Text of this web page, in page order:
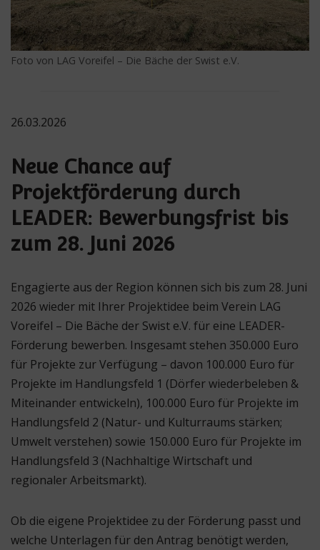
Foto von LAG Voreifel – Die Bäche der Swist e.V.
26.03.2026
Neue Chance auf
Projektförderung durch
LEADER: Bewerbungsfrist bis
zum 28. Juni 2026
Engagierte aus der Region können sich bis zum 28. Juni
2026 wieder mit Ihrer Projektidee beim Verein LAG
Voreifel – Die Bäche der Swist e.V. für eine LEADER-
Förderung bewerben. Insgesamt stehen 350.000 Euro
für Projekte zur Verfügung – davon 100.000 Euro für
Projekte im Handlungsfeld 1 (Dörfer wiederbeleben &
Miteinander entwickeln), 100.000 Euro für Projekte im
Handlungsfeld 2 (Natur- und Kulturraums stärken;
Umwelt verstehen) sowie 150.000 Euro für Projekte im
Handlungsfeld 3 (Nachhaltige Wirtschaft und
regionaler Arbeitsmarkt).
Ob die eigene Projektidee zu der Förderung passt und
welche Unterlagen für den Antrag benötigt werden,